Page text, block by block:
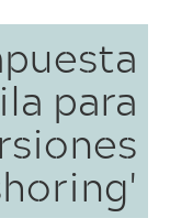
para